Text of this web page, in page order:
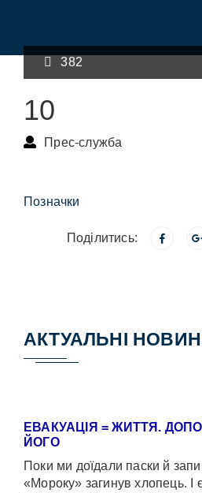
382
10
Прес-служба
Позначки
Поділитись:
АКТУАЛЬНІ
ЕВАКУАЦІЯ = ЖИТТЯ.
ЙОГО
Поки ми доїдали паски й
«Мороку» загинув хлопець. І